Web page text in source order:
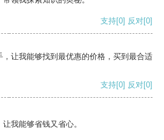
支持[0] 反对[0]
让我能够找到最优惠的价格，买到最合适
支持[0] 反对[0]
我能够省钱又省心。